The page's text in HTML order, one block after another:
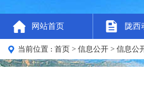
网站首页 陇西
当前位置 : 首页 > 信息公开 > 信息公